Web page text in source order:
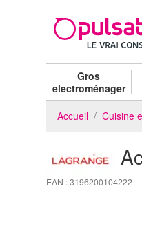
Gros
electroménager
Accueil Cuisine
EAN : 3196200104222